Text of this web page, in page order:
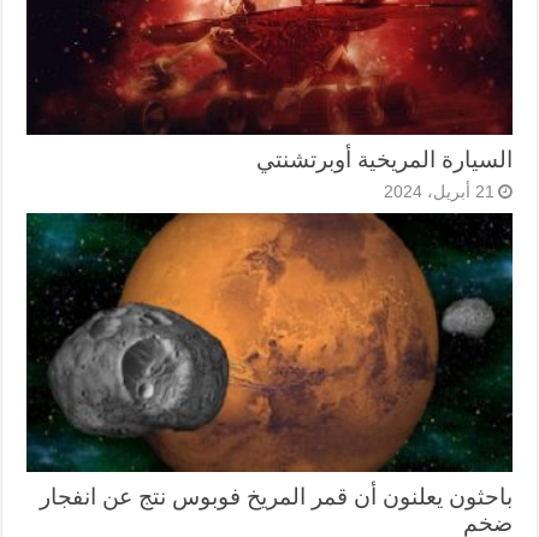
السيارة المريخية أوبرتشنتي
21 أبريل، 2024
باحثون يعلنون أن قمر المريخ فوبوس نتج عن انفجار
ضخم